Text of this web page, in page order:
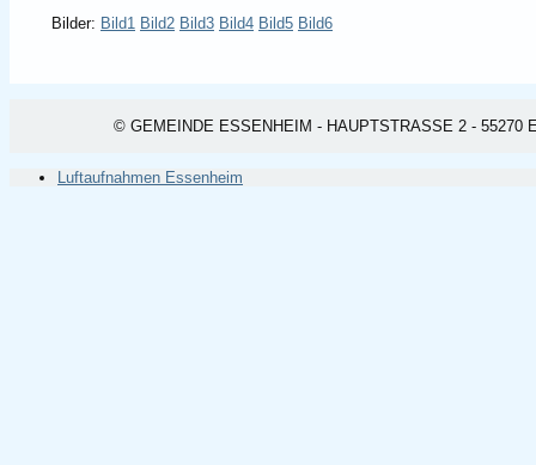
Bilder: Bild1 Bild2 Bild3 Bild4 Bild5 Bild6
© GEMEINDE ESSENHEIM - HAUPTSTRASSE 2 - 55270
Luftaufnahmen Essenheim